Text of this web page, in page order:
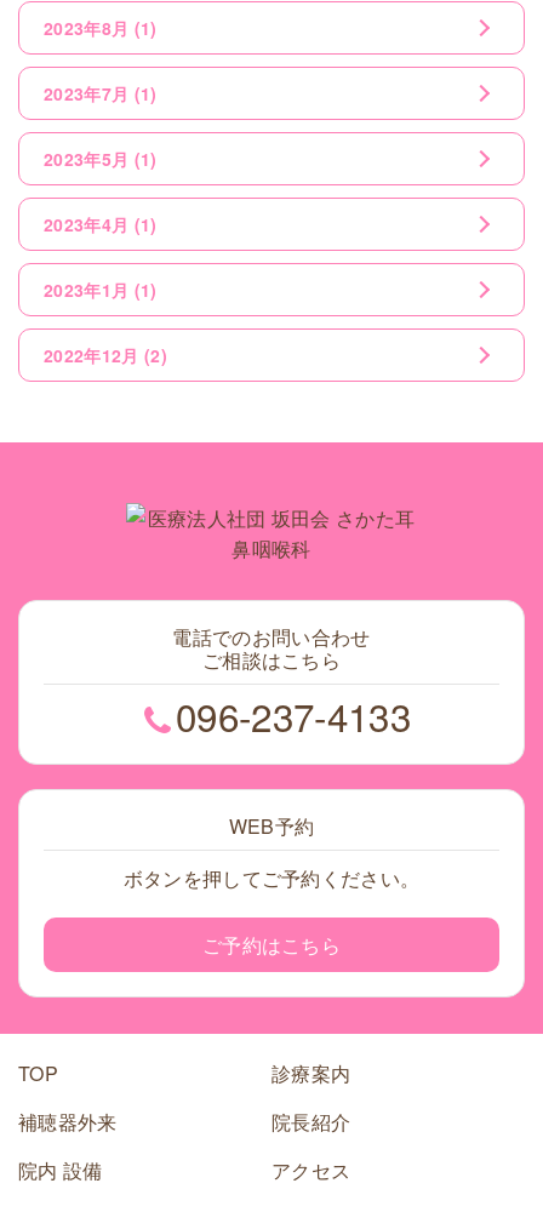
2023年8月 (1)
2023年7月 (1)
2023年5月 (1)
2023年4月 (1)
2023年1月 (1)
2022年12月 (2)
電話でのお問い合わせ
ご相談はこちら
096-237-4133
WEB予約
ボタンを押してご予約ください。
ご予約はこちら
TOP
診療案内
補聴器外来
院長紹介
院内 設備
アクセス